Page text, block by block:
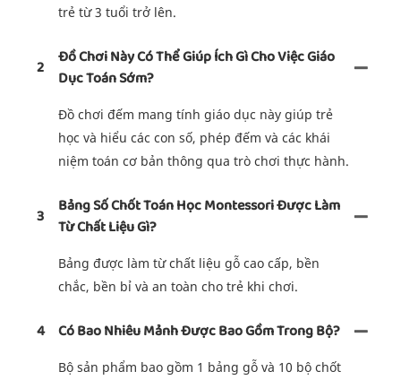
trẻ từ 3 tuổi trở lên.
2
Đồ Chơi Này Có Thể Giúp Ích Gì Cho Việc Giáo
Dục Toán Sớm?
Đồ chơi đếm mang tính giáo dục này giúp trẻ
học và hiểu các con số, phép đếm và các khái
niệm toán cơ bản thông qua trò chơi thực hành.
3
Bảng Số Chốt Toán Học Montessori Được Làm
Từ Chất Liệu Gì?
Bảng được làm từ chất liệu gỗ cao cấp, bền
chắc, bền bỉ và an toàn cho trẻ khi chơi.
4 Có Bao Nhiêu Mảnh Được Bao Gồm Trong Bộ?
Bộ sản phẩm bao gồm 1 bảng gỗ và 10 bộ chốt